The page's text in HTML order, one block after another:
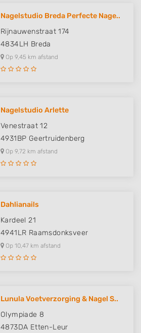
Nagelstudio Breda Perfecte Nage..
Rijnauwenstraat 174
4834LH Breda
Op 9,45 km afstand
Nagelstudio Arlette
Venestraat 12
4931BP Geertruidenberg
Op 9,72 km afstand
Dahlianails
Kardeel 21
4941LR Raamsdonksveer
Op 10,47 km afstand
Lunula Voetverzorging & Nagel S..
Olympiade 8
4873DA Etten-Leur